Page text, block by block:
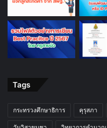
Tags
กระทรวงศึกษาธิการ คุรุสภา